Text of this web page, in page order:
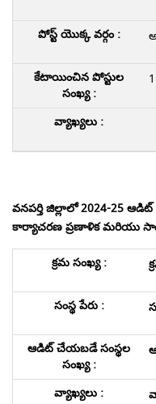
1
వనపర్తి జిల్లాలో 2024-25
కార్యాచరణ ప్రణాళిక మరియు